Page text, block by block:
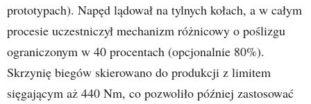
prototypach). Napęd lądował na tylnych kołach, a w całym
procesie uczestniczył mechanizm różnicowy o poślizgu
ograniczonym w 40 procentach (opcjonalnie 80%).
Skrzynię biegów skierowano do produkcji z limitem
sięgającym aż 440 Nm, co pozwoliło później zastosować